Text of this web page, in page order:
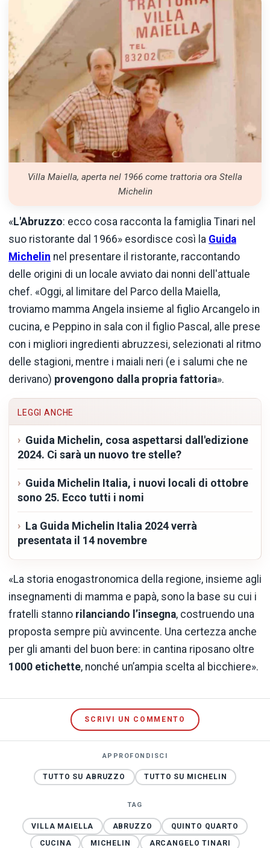
Villa Maiella, aperta nel 1966 come trattoria ora Stella
Michelin
«L'Abruzzo: ecco cosa racconta la famiglia Tinari nel
suo ristorante dal 1966» esordisce così la Guida
Michelin nel presentare il ristorante, raccontando
delle origini di un locale avviato dai nonni dell'attuale
chef. «Oggi, al limitare del Parco della Maiella,
troviamo mamma Angela insieme al figlio Arcangelo in
cucina, e Peppino in sala con il figlio Pascal, alle prese
con i migliori ingredienti abruzzesi, selezionati al ritmo
delle stagioni, mentre i maiali neri (e i salumi che ne
derivano) provengono dalla propria fattoria».
LEGGI ANCHE
Guida Michelin, cosa aspettarsi dall'edizione
2024. Ci sarà un nuovo tre stelle?
Guida Michelin Italia, i nuovi locali di ottobre
sono 25. Ecco tutti i nomi
La Guida Michelin Italia 2024 verrà
presentata il 14 novembre
«La storia enogastronomica della regione, insieme agli
insegnamenti di mamma e papà, sono la base su cui i
fratelli stanno rilanciando l’insegna, costruendo una
proposta sempre più avvincente. Una certezza anche
per gli amanti del buon bere: in cantina riposano oltre
1000 etichette, nonché un’ampia scelta al bicchiere».
SCRIVI UN COMMENTO
APPROFONDISCI
TUTTO SU ABRUZZO TUTTO SU MICHELIN
TAG
VILLA MAIELLA ABRUZZO
QUINTO QUARTO
CUCINA
MICHELIN ARCANGELO TINARI